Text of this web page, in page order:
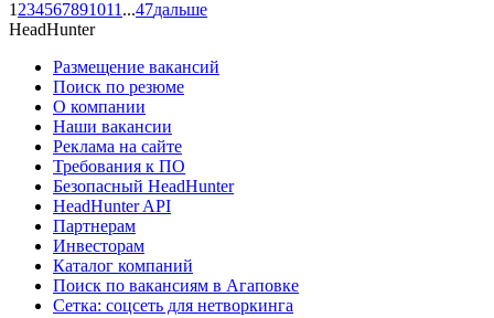
1 234567891011 ...47дальше
HeadHunter
Размещение вакансий
Поиск по резюме
О компании
Наши вакансии
Реклама на сайте
Требования к ПО
Безопасный HeadHunter
HeadHunter API
Партнерам
Инвесторам
Каталог компаний
Поиск по вакансиям в Агаповке
Сетка: соцсеть для нетворкинга